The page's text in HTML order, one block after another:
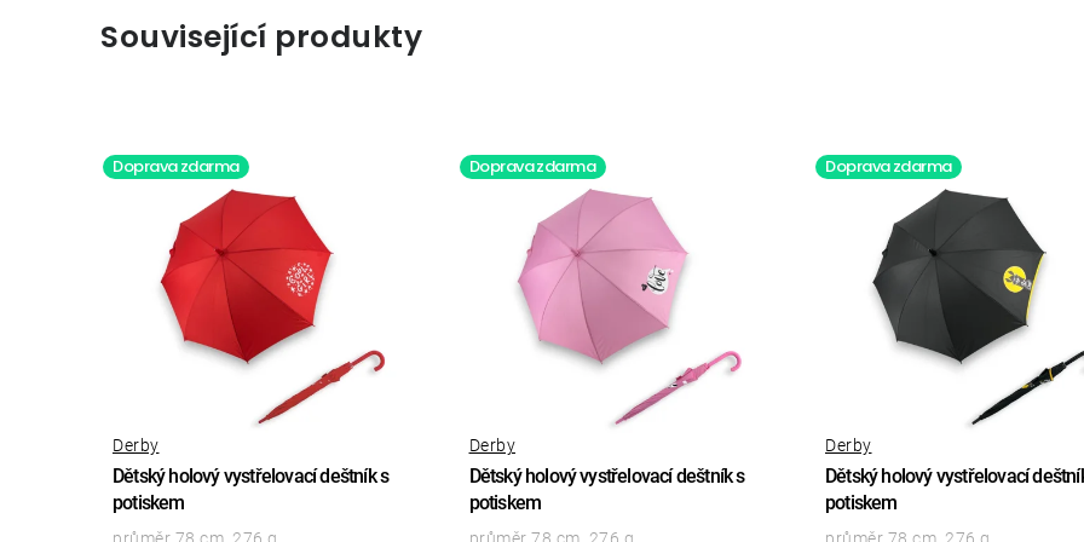
Související produkty
Doprava zdarma
Dětský holový vystřelovací deštník s
potiskem
Derby
průměr 78 cm, 276 g
Doprava zdarma
Dětský holový vystřelovací deštník s
potiskem
Derby
průměr 78 cm, 276 g
Doprava zdarma
Dětský holový vystřelovací
potiskem
Derby
průměr 78 cm, 276 g